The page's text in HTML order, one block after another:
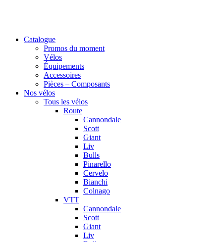
Catalogue
Promos du moment
Vélos
Équipements
Accessoires
Pièces – Composants
Nos vélos
Tous les vélos
Route
Cannondale
Scott
Giant
Liv
Bulls
Pinarello
Cervelo
Bianchi
Colnago
VTT
Cannondale
Scott
Giant
Liv